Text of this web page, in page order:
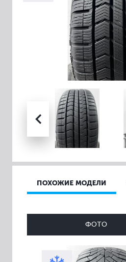
ПОХОЖИЕ МОДЕЛИ
ФОТО